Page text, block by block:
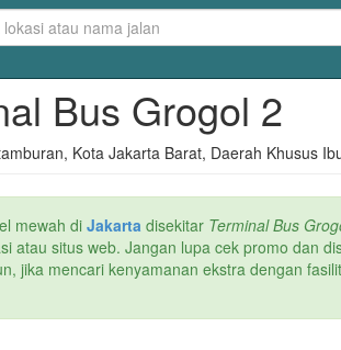
Bus Grogol 2
Kota Jakarta Barat, Daerah Khusus
mewah di Jakarta disekitar Terminal Bus
atau situs web. Jangan lupa cek promo dan
jika mencari kenyamanan ekstra dengan